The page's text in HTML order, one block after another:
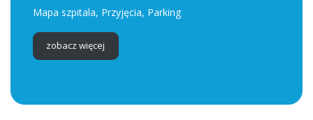
Mapa szpitala, Przyjęcia, Parking
zobacz więcej